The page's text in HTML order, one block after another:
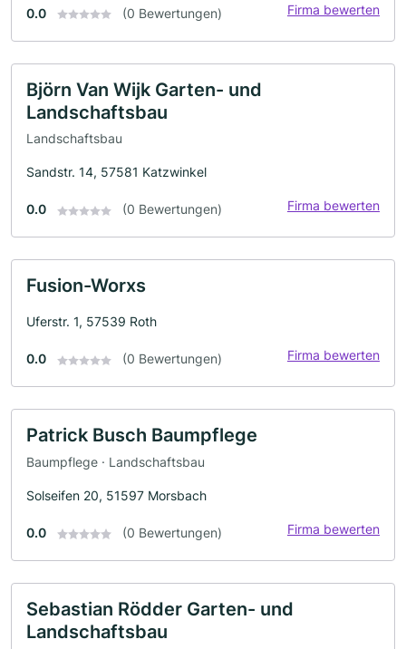
0.0 (0 Bewertungen) Firma bewerten
Björn Van Wijk Garten- und
Landschaftsbau
Landschaftsbau
Sandstr. 14, 57581 Katzwinkel
0.0 (0 Bewertungen) Firma bewerten
Fusion-Worxs
Uferstr. 1, 57539 Roth
0.0 (0 Bewertungen) Firma bewerten
Patrick Busch Baumpflege
Baumpflege · Landschaftsbau
Solseifen 20, 51597 Morsbach
0.0 (0 Bewertungen) Firma bewerten
Sebastian Rödder Garten- und
Landschaftsbau